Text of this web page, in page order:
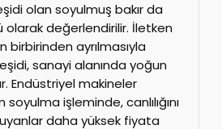
olan soyulmuş bakır da
olarak değerlendirilir. İletken
birbirinden ayrılmasıyla
sanayi alanında yoğun
Endüstriyel makineler
soyulma işleminde, canlılığını
daha yüksek fiyata